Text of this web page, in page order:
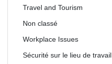
Travel and Tourism
Non classé
Workplace Issues
Sécurité sur le lieu de travail